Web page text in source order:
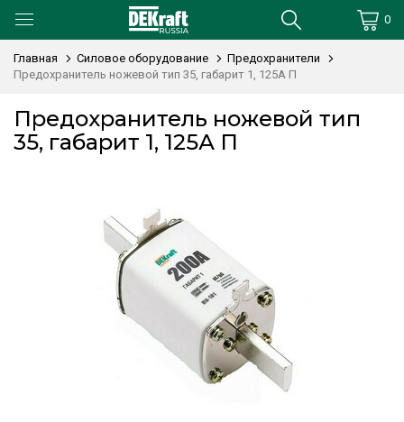
0
Главная Силовое оборудование
Предохранители
Предохранитель ножевой тип 35, габарит 1, 125А П
Предохранитель ножевой тип
35, габарит 1, 125А П